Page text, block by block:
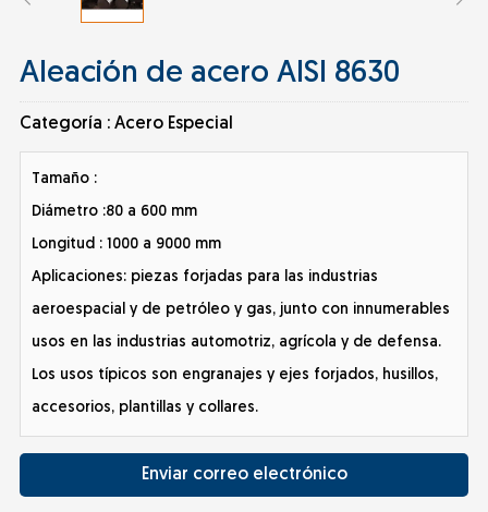
Aleación de acero AISI 8630
Categoría : Acero Especial
Tamaño :
Diámetro :80 a 600 mm
Longitud : 1000 a 9000 mm
Aplicaciones: piezas forjadas para las industrias
aeroespacial y de petróleo y gas, junto con innumerables
usos en las industrias automotriz, agrícola y de defensa.
Los usos típicos son engranajes y ejes forjados, husillos,
accesorios, plantillas y collares.
Enviar correo electrónico